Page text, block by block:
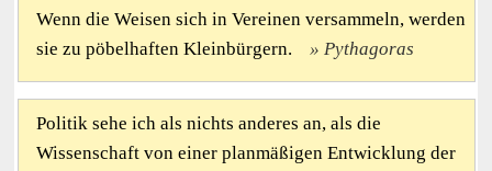
Wenn die Weisen sich in Vereinen versammeln, werden
sie zu pöbelhaften Kleinbürgern.
Pythagoras
Politik sehe ich als nichts anderes an, als die
Wissenschaft von einer planmäßigen Entwicklung der